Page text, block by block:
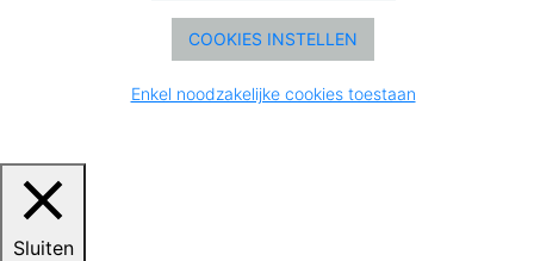
COOKIES INSTELLEN
Enkel noodzakelijke cookies toestaan
Sluiten